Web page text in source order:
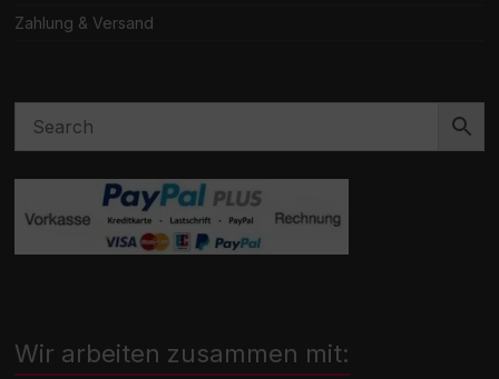
Zahlung & Versand
Wir arbeiten zusammen mit: